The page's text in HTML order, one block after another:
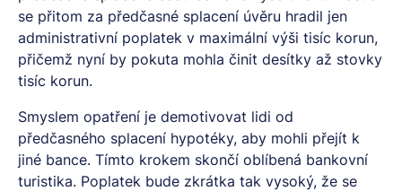
se přitom za předčasné splacení úvěru hradil jen
administrativní poplatek v maximální výši tisíc korun,
přičemž nyní by pokuta mohla činit desítky až stovky
tisíc korun.
Smyslem opatření je demotivovat lidi od
předčasného splacení hypotéky, aby mohli přejít k
jiné bance. Tímto krokem skončí oblíbená bankovní
turistika. Poplatek bude zkrátka tak vysoký, že se